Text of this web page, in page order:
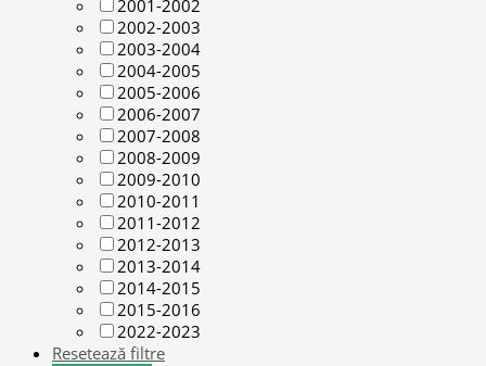
2001-2002
2002-2003
2003-2004
2004-2005
2005-2006
2006-2007
2007-2008
2008-2009
2009-2010
2010-2011
2011-2012
2012-2013
2013-2014
2014-2015
2015-2016
2022-2023
Resetează filtre